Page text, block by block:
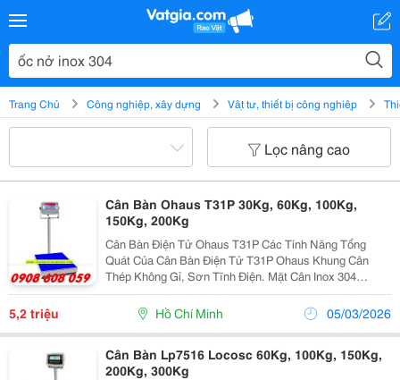
Trang Chủ Công nghiệp, xây dựng Vật tư, thiết bị công nghiệp
Lọc nâng cao
Cân Bàn Ohaus T31P 30Kg, 60Kg, 100Kg,
150Kg, 200Kg
Cân Bàn Điện Tử Ohaus T31P Các Tính Năng Tổng
Quát Của Cân Bàn Điện Tử T31P Ohaus Khung Cân
Thép Không Gỉ, Sơn Tĩnh Điện. Mặt Cân Inox 304
Không Gĩ, Chống Nước Và Bụi Bẩn, Dễ Vệ Sinh
Loadcel Hộp Kim Nhôm Không Gỉ, Độ Chính Xác Cao
Chân Đế...
5,2 triệu Hồ Chí Minh 05/03/2026
Cân Bàn Lp7516 Locosc 60Kg, 100Kg, 150Kg,
200Kg, 300Kg